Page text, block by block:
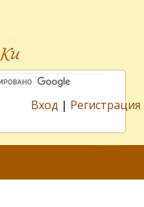
Вход | Регистрация